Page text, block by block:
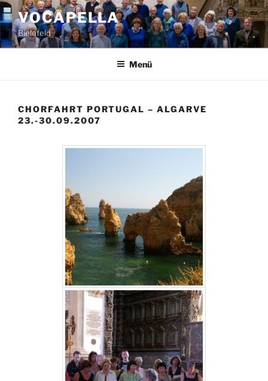
Zum
Inhalt
springen
VOCAPELLA
Bielefeld
Menü
CHORFAHRT PORTUGAL – ALGARVE
23.-30.09.2007